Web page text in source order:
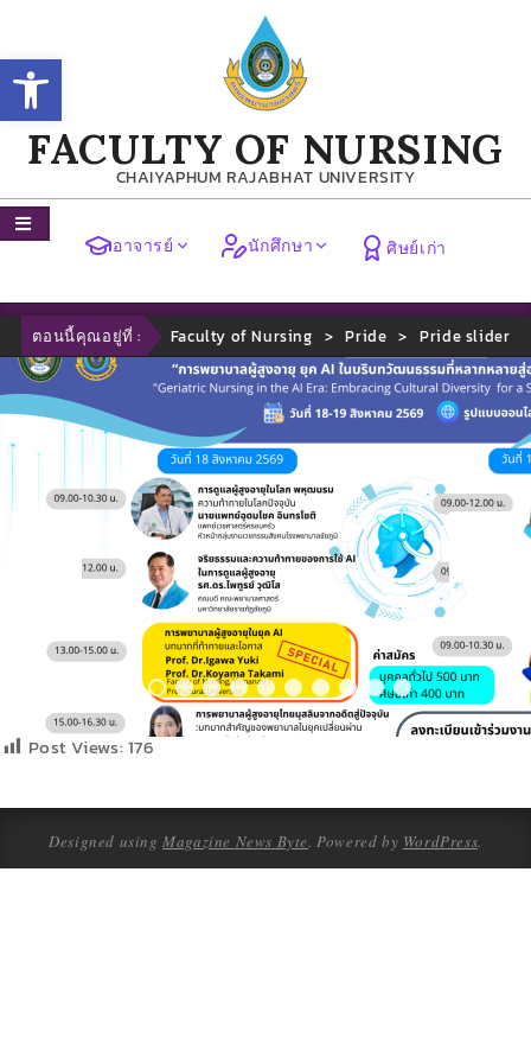
Open toolbar
FACULTY OF NURSING
CHAIYAPHUM RAJABHAT UNIVERSITY
อาจารย์ นักศึกษา ศิษย์เก่า
ตอนนี้คุณอยู่ที่ : Faculty of Nursing > Pride > Pride slider
Post Views: 176
Designed usingMagazine News Byte. Powered by WordPress.